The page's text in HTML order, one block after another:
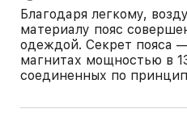
Благодаря легкому,
материалу пояс
одеждой. Секрет пояса
магнитах мощностью в
соединенных по